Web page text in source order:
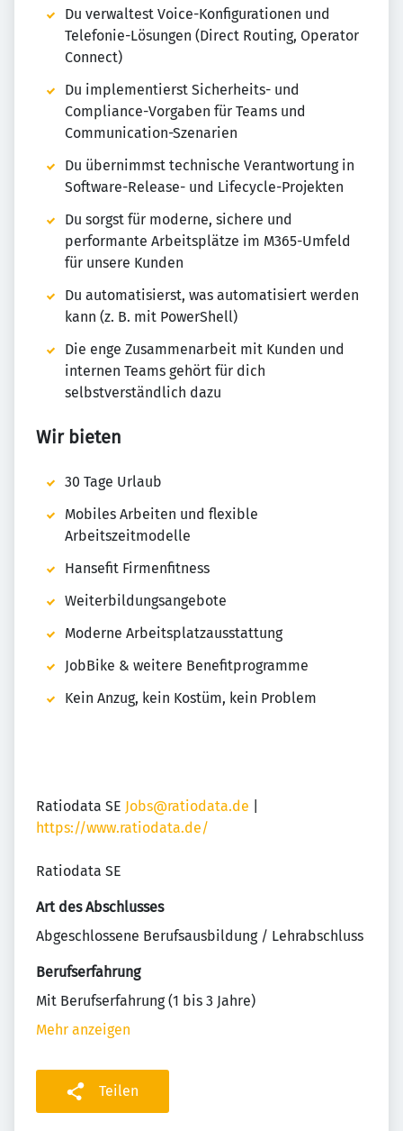
Du verwaltest Voice-Konfigurationen und
Telefonie-Lösungen (Direct Routing, Operator
Connect)
Du implementierst Sicherheits- und
Compliance-Vorgaben für Teams und
Communication-Szenarien
Du übernimmst technische Verantwortung in
Software-Release- und Lifecycle-Projekten
Du sorgst für moderne, sichere und
performante Arbeitsplätze im M365-Umfeld
für unsere Kunden
Du automatisierst, was automatisiert werden
kann (z. B. mit PowerShell)
Die enge Zusammenarbeit mit Kunden und
internen Teams gehört für dich
selbstverständlich dazu
Wir bieten
30 Tage Urlaub
Mobiles Arbeiten und flexible
Arbeitszeitmodelle
Hansefit Firmenfitness
Weiterbildungsangebote
Moderne Arbeitsplatzausstattung
JobBike & weitere Benefitprogramme
Kein Anzug, kein Kostüm, kein Problem
Ratiodata SE Jobs@ratiodata.de
https://www.ratiodata.de/
Ratiodata SE
Art des Abschlusses
Abgeschlossene Berufsausbildung / Lehrabschluss
Berufserfahrung
Mit Berufserfahrung (1 bis 3 Jahre)
Mehr anzeigen
Teilen